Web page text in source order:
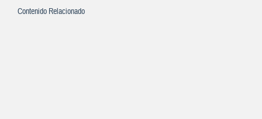
Contenido Relacionado